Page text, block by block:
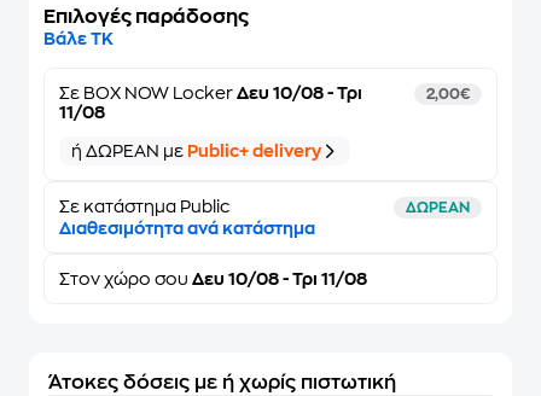
Επιλογές παράδοσης
Βάλε ΤΚ
Σε BOX NOW Locker Δευ 10/08 - Τρι
11/08
2,00€
ή ΔΩΡΕΑΝ με Public+ delivery
Σε κατάστημα Public ΔΩΡΕΑΝ
Διαθεσιμότητα ανά κατάστημα
Στον χώρο σου Δευ 10/08 - Τρι 11/08
Άτοκες δόσεις με ή χωρίς πιστωτική